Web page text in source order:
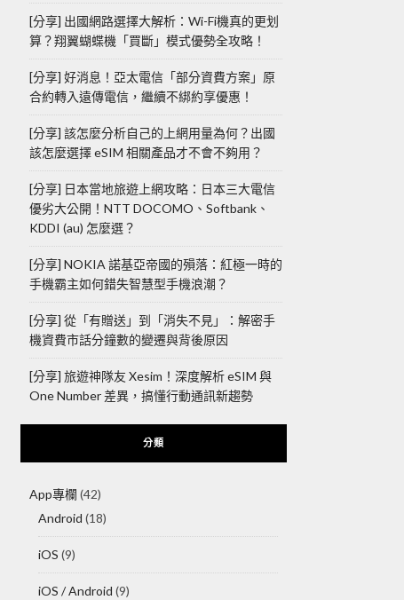
[分享] 出國網路選擇大解析：Wi-Fi機真的更划
算？翔翼蝴蝶機「買斷」模式優勢全攻略！
[分享] 好消息！亞太電信「部分資費方案」原
合約轉入遠傳電信，繼續不綁約享優惠！
[分享] 該怎麼分析自己的上網用量為何？出國
該怎麼選擇 eSIM 相關產品才不會不夠用？
[分享] 日本當地旅遊上網攻略：日本三大電信
優劣大公開！NTT DOCOMO、Softbank、
KDDI (au) 怎麼選？
[分享] NOKIA 諾基亞帝國的殞落：紅極一時的
手機霸主如何錯失智慧型手機浪潮？
[分享] 從「有贈送」到「消失不見」：解密手
機資費市話分鐘數的變遷與背後原因
[分享] 旅遊神隊友 Xesim！深度解析 eSIM 與
One Number 差異，搞懂行動通訊新趨勢
分類
App專欄 (42)
Android (18)
iOS (9)
iOS / Android (9)